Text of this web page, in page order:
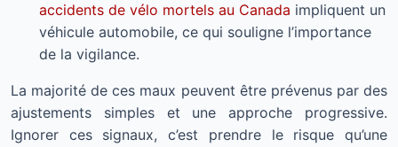
accidents de vélo mortels au Canada impliquent un
véhicule automobile, ce qui souligne l’importance
de la vigilance.
La majorité de ces maux peuvent être prévenus par des
ajustements simples et une approche progressive.
Ignorer ces signaux, c’est prendre le risque qu’une